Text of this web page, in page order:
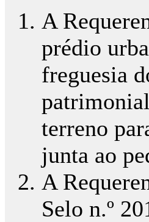
A
prédio
freguesia
terreno
junta ao
A
Selo n.º